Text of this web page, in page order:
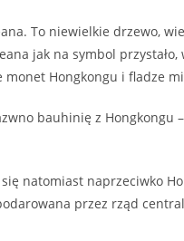
To niewielkie drzewo,
jak na symbol
Hongkongu i fladze
bauhinię z Hongkongu
natomiast naprzeciwko
przez rząd